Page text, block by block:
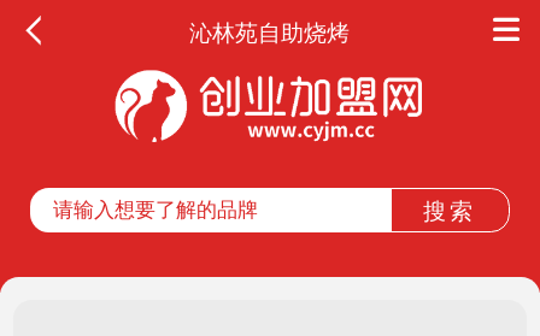
沁林苑自助烧烤